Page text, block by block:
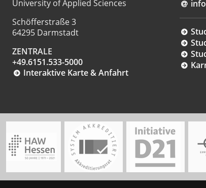
University of Applied Sciences
Schöfferstraße 3
64295 Darmstadt
ZENTRALE
+49.6151.533-5000
Interaktive Karte & Anfahrt